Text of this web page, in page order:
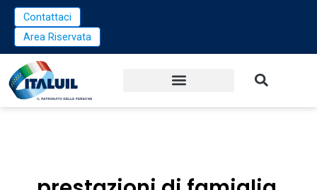
Vai
contenuto
Contattaci
Area Riservata